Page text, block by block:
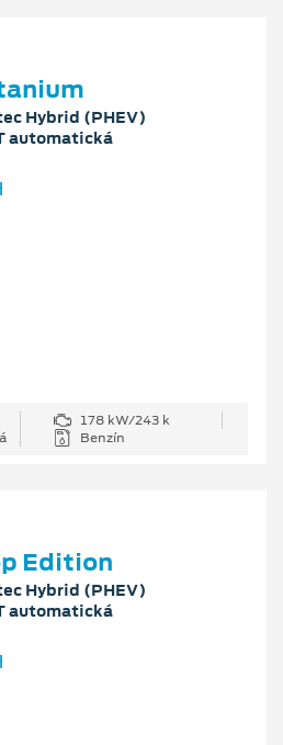
Hybrid (PHEV)
automatická
178 kW/243 k
Benzín
Edition
Hybrid (PHEV)
automatická